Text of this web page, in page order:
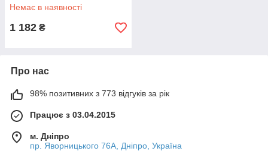
Немає в наявності
1 182 ₴
Про нас
98% позитивних з 773 відгуків за рік
Працює з 03.04.2015
м. Дніпро
пр. Яворницького 76А, Дніпро, Україна